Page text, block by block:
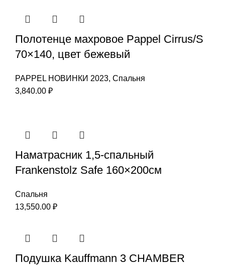
Полотенце махровое Pappel Cirrus/S
70×140, цвет бежевый
PAPPEL НОВИНКИ 2023, Спальня
3,840.00 ₽
Наматрасник 1,5-спальный
Frankenstolz Safe 160×200см
Спальня
13,550.00 ₽
Подушка Kauffmann 3 CHAMBER